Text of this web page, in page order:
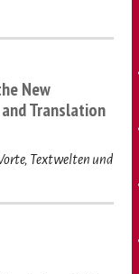
New
Translation
Textwelten und